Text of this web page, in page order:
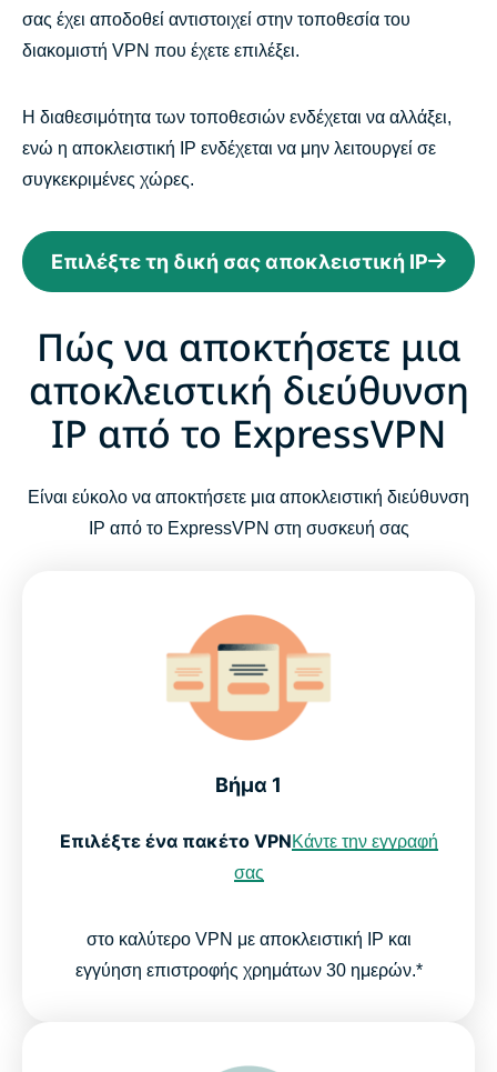
σας έχει αποδοθεί αντιστοιχεί στην τοποθεσία του
διακομιστή VPN που έχετε επιλέξει.
Η διαθεσιμότητα των τοποθεσιών ενδέχεται να αλλάξει,
ενώ η αποκλειστική IP ενδέχεται να μην λειτουργεί σε
συγκεκριμένες χώρες.
Επιλέξτε τη δική σας αποκλειστική IP
Πώς να αποκτήσετε μια
αποκλειστική διεύθυνση
IP από το ExpressVPN
Είναι εύκολο να αποκτήσετε μια αποκλειστική διεύθυνση
IP από το ExpressVPN στη συσκευή σας
Βήμα 1
Επιλέξτε ένα πακέτο VPNΚάντε την εγγραφή
σας
στο καλύτερο VPN με αποκλειστική IP και
εγγύηση επιστροφής χρημάτων 30 ημερών.*